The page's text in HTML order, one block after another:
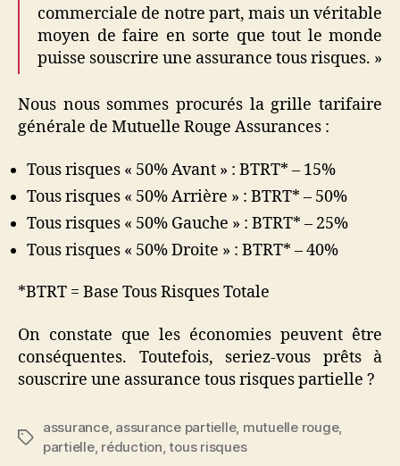
commerciale de notre part, mais un véritable
moyen de faire en sorte que tout le monde
puisse souscrire une assurance tous risques. »
Nous nous sommes procurés la grille tarifaire
générale de Mutuelle Rouge Assurances :
Tous risques « 50% Avant » : BTRT* – 15%
Tous risques « 50% Arrière » : BTRT* – 50%
Tous risques « 50% Gauche » : BTRT* – 25%
Tous risques « 50% Droite » : BTRT* – 40%
*BTRT = Base Tous Risques Totale
On constate que les économies peuvent être
conséquentes. Toutefois, seriez-vous prêts à
souscrire une assurance tous risques partielle ?
Étiquettes
assurance, assurance partielle, mutuelle rouge,
partielle, réduction ,tous risques